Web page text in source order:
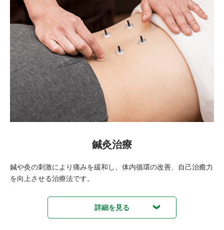
鍼灸治療
鍼や灸の刺激により痛みを緩和し、体内循環の改善、自己治癒力
を向上させる治療法です。
詳細を見る